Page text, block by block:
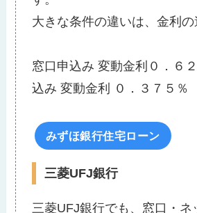
大きな条件の違いは、金利の
窓口申込み 変動金利０．６
込み 変動金利 ０．３７５％
みずほ銀行住宅ローン
三菱UFJ銀行
三菱UFJ銀行でも、窓口・ネ